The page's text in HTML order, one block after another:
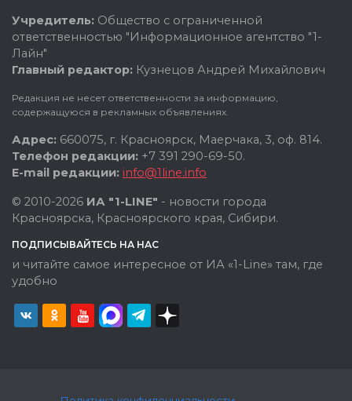
Учредитель: Общество с ограниченной
ответственностью "Информационное агентство "1-
Лайн"
Главный редактор: Кузнецов Андрей Михайлович
Редакция не несет ответственности за информацию,
содержащуюся в рекламных объявлениях.
Адрес: 660075, г. Красноярск, Маерчака, 3, оф. 814.
Телефон редакции: +7 391 290-69-50.
E-mail редакции: info@1line.info
© 2010-2026 ИА "1-LINE" - новости города
Красноярска, Красноярского края, Сибири.
ПОДПИСЫВАЙТЕСЬ НА НАС
и читайте самое интересное от ИА «1-Line» там, где
удобно